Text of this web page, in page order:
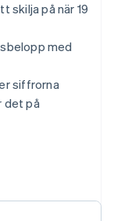
skilja på när 19
med
siffrorna
det på